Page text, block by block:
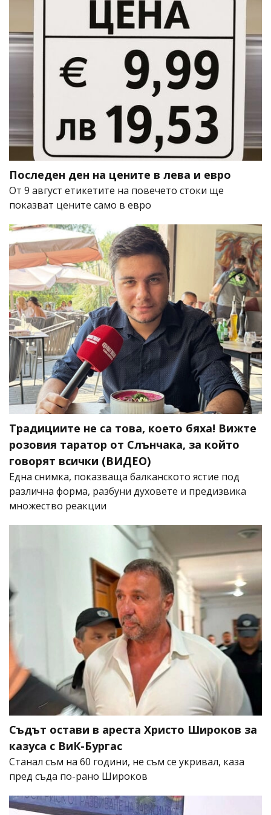
Последен ден на цените в лева и евро
От 9 август етикетите на повечето стоки ще
показват цените само в евро
Традициите не са това, което бяха! Вижте
розовия таратор от Слънчака, за който
говорят всички (ВИДЕО)
Една снимка, показваща балканското ястие под
различна форма, разбуни духовете и предизвика
множество реакции
Съдът остави в ареста Христо Широков за
казуса с ВиК-Бургас
Станал съм на 60 години, не съм се укривал, каза
пред съда по-рано Широков